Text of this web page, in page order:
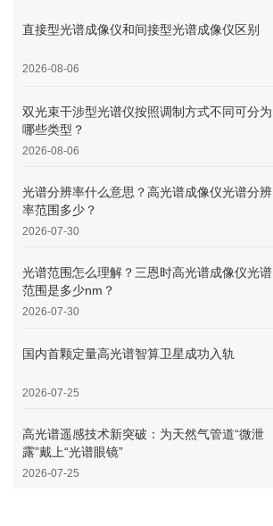
直接型光谱成像仪和间接型光谱成像仪区别
2026-08-06
双光束干涉型光谱仪按照调制方式不同可分为
哪些类型？
2026-08-06
光谱分辨率什么意思？高光谱成像仪光谱分辨
率范围多少？
2026-07-30
光谱范围怎么理解？三恩时高光谱成像仪光谱
范围是多少nm？
2026-07-30
国内首颗定量高光谱智算卫星成功入轨
2026-07-25
高光谱遥感技术新突破：为天然气管道“微泄
露”戴上“光谱眼镜”
2026-07-25